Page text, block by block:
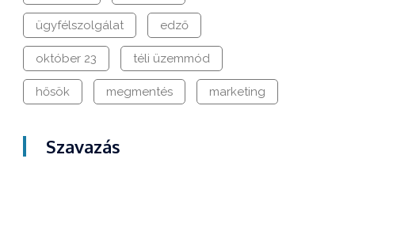
ügyfélszolgálat edző
október 23 téli üzemmód
hősök megmentés marketing
Szavazás